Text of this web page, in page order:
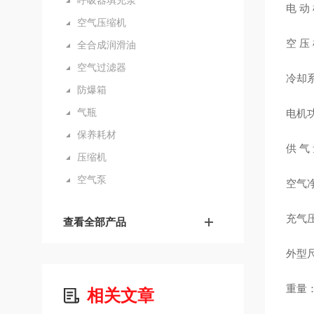
空气压缩机
全合成润滑油
空气过滤器
防爆箱
气瓶
保养耗材
压缩机
空气泵
查看全部产品
相关文章
电 动
空 压
冷却
电机
供 气
空气
充气
外型
重量